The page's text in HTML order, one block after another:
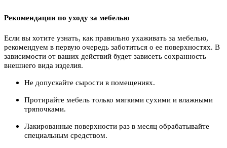
Рекомендации по уходу за мебелью
Если вы хотите узнать, как правильно ухаживать за мебелью,
рекомендуем в первую очередь заботиться о ее поверхностях. В
зависимости от ваших действий будет зависеть сохранность
внешнего вида изделия.
Не допускайте сырости в помещениях.
Протирайте мебель только мягкими сухими и влажными
тряпочками.
Лакированные поверхности раз в месяц обрабатывайте
специальным средством.